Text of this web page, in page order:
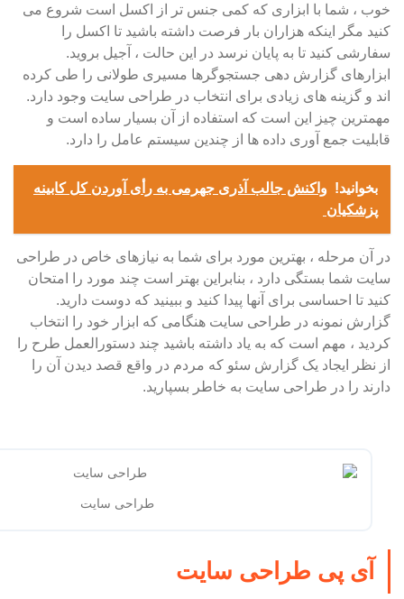
خوب ، شما با ابزاری که کمی جنس تر از اکسل است شروع می
کنید مگر اینکه هزاران بار فرصت داشته باشید تا اکسل را
سفارشی کنید تا به پایان نرسد در این حالت ، آجیل بروید.
ابزارهای گزارش دهی جستجوگرها مسیری طولانی را طی کرده
اند و گزینه های زیادی برای انتخاب در طراحی سایت وجود دارد.
مهمترین چیز این است که استفاده از آن بسیار ساده است و
قابلیت جمع آوری داده ها از چندین سیستم عامل را دارد.
بخوانید! واکنش جالب آذری جهرمی به رأی آوردن کل کابینه
پزشکیان
در آن مرحله ، بهترین مورد برای شما به نیازهای خاص در طراحی
سایت شما بستگی دارد ، بنابراین بهتر است چند مورد را امتحان
کنید تا احساسی برای آنها پیدا کنید و ببینید که دوست دارید.
گزارش نمونه در طراحی سایت هنگامی که ابزار خود را انتخاب
کردید ، مهم است که به یاد داشته باشید چند دستورالعمل طرح را
از نظر ایجاد یک گزارش سئو که مردم در واقع قصد دیدن آن را
دارند را در طراحی سایت به خاطر بسپارید.
طراحی سایت
آی پی طراحی سایت